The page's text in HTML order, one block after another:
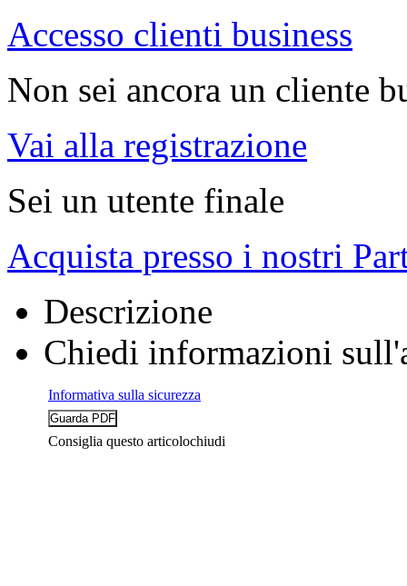
Accesso clienti business
Non sei ancora un cliente
Vai alla registrazione
Sei un utente finale
Acquista presso i nostri
Descrizione
Chiedi informazioni
Informativa sulla sicurezza
Consiglia questo articolochiudi